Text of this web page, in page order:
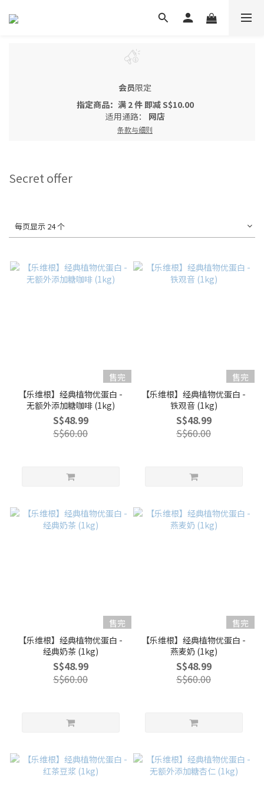
会员限定
指定商品：满 2 件 即减 S$10.00
适用通路： 网店
条款与细则
Secret offer
每页显示 24 个
售完
【乐维根】经典植物优蛋白 -
无额外添加糖咖啡 (1kg)
S$48.99
S$60.00
售完
【乐维根】经典植物优蛋白 -
铁观音 (1kg)
S$48.99
S$60.00
售完
【乐维根】经典植物优蛋白 -
经典奶茶 (1kg)
S$48.99
S$60.00
售完
【乐维根】经典植物优蛋白 -
燕麦奶 (1kg)
S$48.99
S$60.00